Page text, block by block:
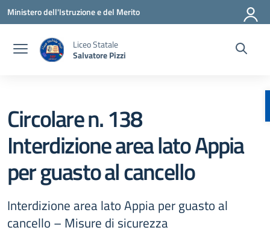
Vai ai contenuti
Vai al menu di navigazione
Vai al footer
Ministero dell'Istruzione e del Merito
Liceo Statale
Salvatore Pizzi
Circolare n. 138
Interdizione area lato Appia
per guasto al cancello
Interdizione area lato Appia per guasto al
cancello – Misure di sicurezza